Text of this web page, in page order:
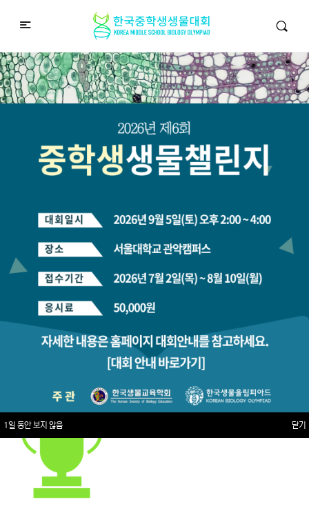
중학생생물챌린지
Middle School Korea Biology Olympiad
2026 대회 접수 안내
1일 동안 보지 않음 닫기